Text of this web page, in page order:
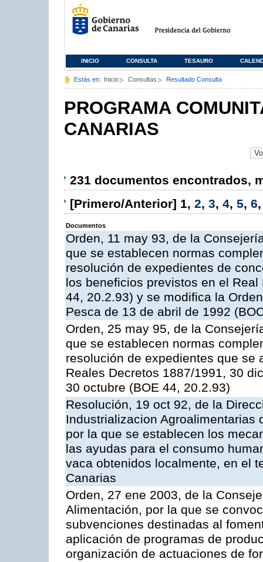
INICIO CONSULTA TESAURO
Estás en: Inicio Consultas Resultado Consulta
PROGRAMA
CANARIAS
231 documentos encontrados,
[Primero/Anterior] 1, 2, 3, 4, 5, 6
Documentos
Orden, 11 may 93, de la
que se establecen normas
resolución de expedientes de
los beneficios previstos en el
44, 20.2.93) y se modifica la
Pesca de 13 de abril de 1992
Orden, 25 may 95, de la
que se establecen normas
resolución de expedientes que se
Reales Decretos 1887/1991, 30
30 octubre (BOE 44, 20.2.93)
Resolución, 19 oct 92, de la
Industrializacion Agroalimentarias
por la que se establecen los
las ayudas para el consumo
vaca obtenidos localmente, en el
Canarias
Orden, 27 ene 2003, de la
Alimentación, por la que se
subvenciones destinadas al
aplicación de programas de
organización de actuaciones de